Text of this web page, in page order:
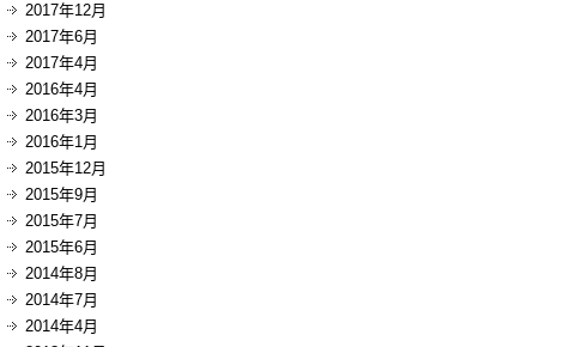
2017年12月
2017年6月
2017年4月
2016年4月
2016年3月
2016年1月
2015年12月
2015年9月
2015年7月
2015年6月
2014年8月
2014年7月
2014年4月